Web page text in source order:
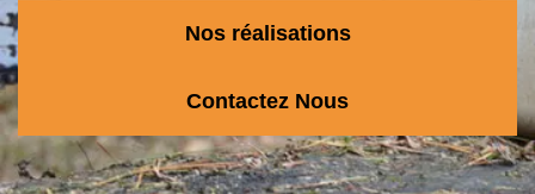
Nos réalisations
Contactez Nous